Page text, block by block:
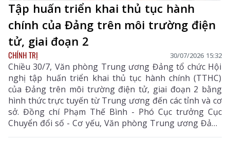
Tập huấn triển khai thủ tục hành
chính của Đảng trên môi trường điện
tử, giai đoạn 2
CHÍNH TRỊ 30/07/2026 15:32
Chiều 30/7, Văn phòng Trung ương Đảng tổ chức Hội
nghị tập huấn triển khai thủ tục hành chính (TTHC)
của Đảng trên môi trường điện tử, giai đoạn 2 bằng
hình thức trực tuyến từ Trung ương đến các tỉnh và cơ
sở. Đồng chí Phạm Thế Bình - Phó Cục trưởng Cục
Chuyển đổi số - Cơ yếu, Văn phòng Trung ương Đảng
chủ trì hội nghị.